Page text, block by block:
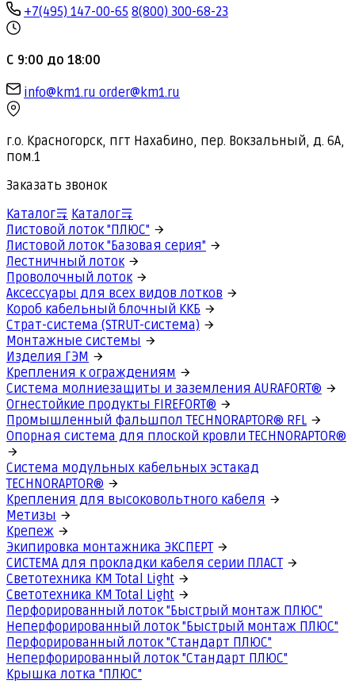
+7(495) 147-00-65 8(800) 300-68-23
С 9:00 до 18:00
info@km1.ru order@km1.ru
г.о. Красногорск, пгт Нахабино, пер. Вокзальный, д. 6А,
пом.1
Заказать звонок
Каталог
Каталог
Листовой лоток "ПЛЮС"
Листовой лоток "Базовая серия"
Лестничный лоток
Проволочный лоток
Аксессуары для всех видов лотков
Короб кабельный блочный ККБ
Страт-система (STRUT-система)
Монтажные системы
Изделия ГЭМ
Крепления к ограждениям
Система молниезащиты и заземления AURAFORT®
Огнестойкие продукты FIREFORT®
Промышленный фальшпол TECHNORAPTOR® RFL
Опорная система для плоской кровли TECHNORAPTOR®
Система модульных кабельных эстакад
TECHNORAPTOR®
Крепления для высоковольтного кабеля
Метизы
Крепеж
Экипировка монтажника ЭКСПЕРТ
СИСТЕМА для прокладки кабеля серии ПЛАСТ
Светотехника КМ Total Light
Светотехника КМ Total Light
Перфорированный лоток "Быстрый монтаж ПЛЮС"
Неперфорированный лоток "Быстрый монтаж ПЛЮС"
Перфорированный лоток "Стандарт ПЛЮС"
Неперфорированный лоток "Стандарт ПЛЮС"
Крышка лотка "ПЛЮС"